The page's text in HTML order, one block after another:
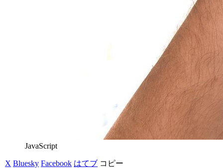
JavaScript
X Bluesky Facebook はてブ コピー